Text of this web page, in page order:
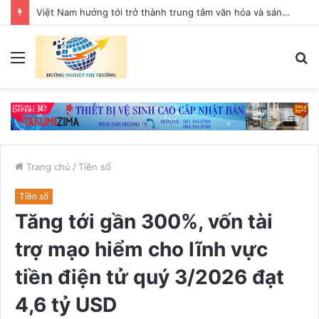
Việt Nam hướng tới trở thành trung tâm văn hóa và sáng tạo hàng đầu khu vực
Trang chủ / Tiền số
Tiền số
Tăng tới gần 300%, vốn tài
trợ mạo hiểm cho lĩnh vực
tiền điện tử quý 3/2026 đạt
4,6 tỷ USD